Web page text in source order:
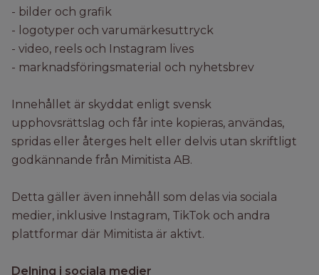
- bilder och grafik
- logotyper och varumärkesuttryck
- video, reels och Instagram lives
- marknadsföringsmaterial och nyhetsbrev
Innehållet är skyddat enligt svensk
upphovsrättslag och får inte kopieras, användas,
spridas eller återges helt eller delvis utan skriftligt
godkännande från Mimitista AB.
Detta gäller även innehåll som delas via sociala
medier, inklusive Instagram, TikTok och andra
plattformar där Mimitista är aktivt.
Delning i sociala medier